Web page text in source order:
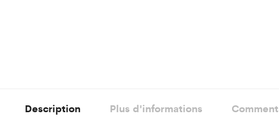
Description Plus d'informations